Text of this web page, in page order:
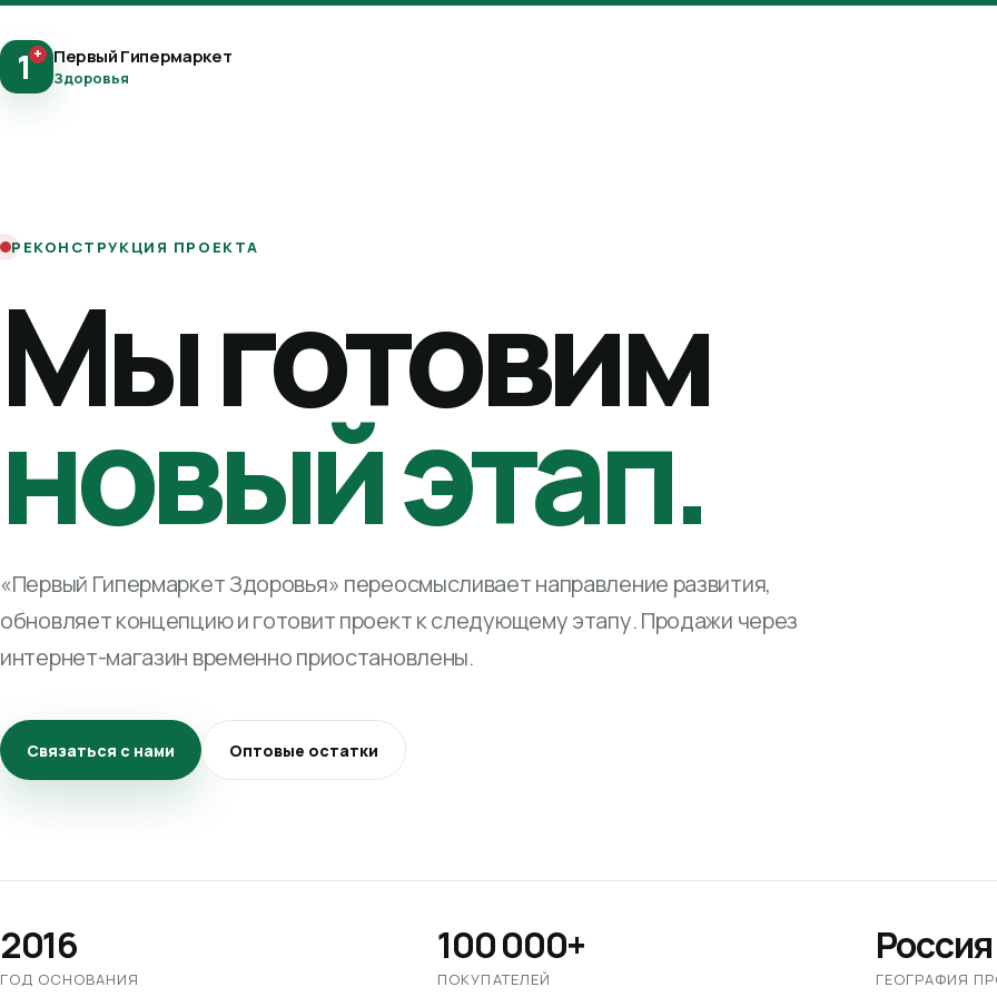
1+ Первый Гипермаркет
Здоровья
РЕКОНСТРУКЦИЯ ПРОЕКТА
Мы готовим
новый этап.
«Первый Гипермаркет Здоровья» переосмысливает направление развития,
обновляет концепцию и готовит проект к следующему этапу. Продажи через
интернет-магазин временно приостановлены.
Связаться с нами Оптовые остатки
2016
ГОД ОСНОВАНИЯ
100 000+
ПОКУПАТЕЛЕЙ
Россия
ГЕОГРАФИЯ